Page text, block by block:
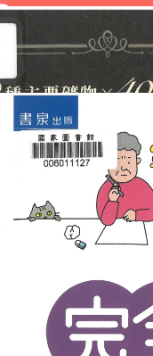
蝴蝶100生活史全圖鑑